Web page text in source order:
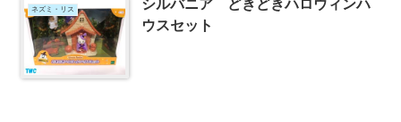
ネズミ・リス
シルバニア どきどきハロウィンハ
ウスセット